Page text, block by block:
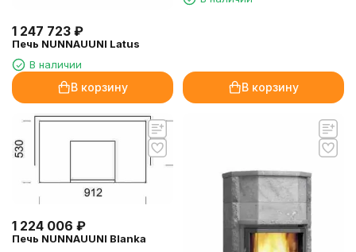
1 247 723 ₽
Печь NUNNAUUNI Latus
В наличии
В корзину В корзину
1 224 006 ₽
Печь NUNNAUUNI Blanka